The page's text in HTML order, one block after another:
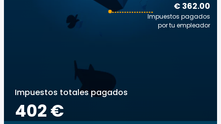
€ 362.00
Impuestos pagados
por tu empleador
Impuestos totales pagados
402 €